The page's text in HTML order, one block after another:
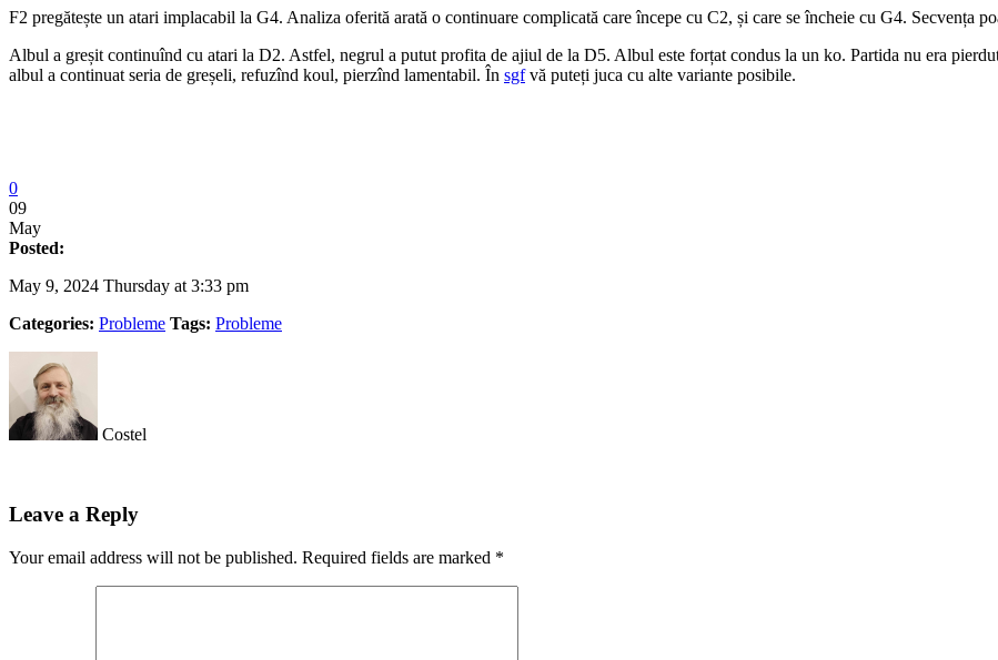
F2 pregătește un atari implacabil la G4. Analiza oferită arată o continuare complicată care începe cu C2, și care se încheie cu G4. Secvența
Albul a greșit continuînd cu atari la D2. Astfel, negrul a putut profita de ajiul de la D5. Albul este forțat condus la un ko. Partida nu era
albul a continuat seria de greșeli, refuzînd koul, pierzînd lamentabil. În sgfvă puteți juca cu alte variante posibile.
0
09
May
Posted:
May 9, 2024 Thursday at 3:33 pm
Categories: Probleme Tags: Probleme
Costel
Leave a Reply
Your email address will not be published. Required fields are marked *